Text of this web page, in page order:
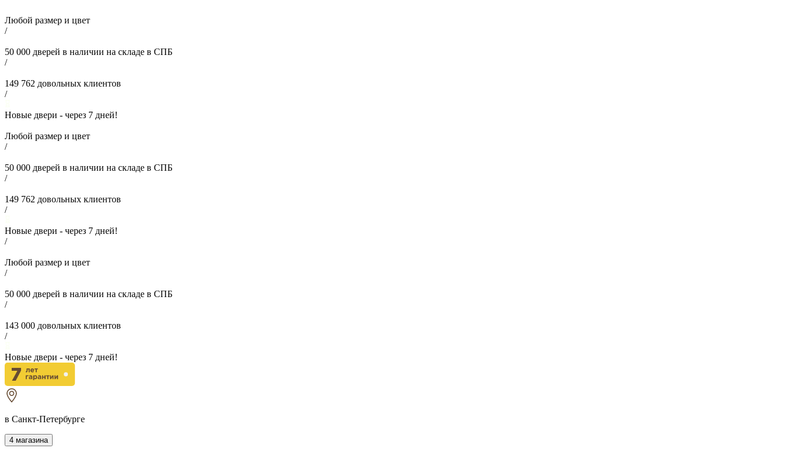
Любой размер и цвет
/
50 000 дверей в наличии на складе в СПБ
/
149 762 довольных клиентов
/
Новые двери - через 7 дней!
Любой размер и цвет
/
50 000 дверей в наличии на складе в СПБ
/
149 762 довольных клиентов
/
Новые двери - через 7 дней!
/
Любой размер и цвет
/
50 000 дверей в наличии на складе в СПБ
/
143 000 довольных клиентов
/
Новые двери - через 7 дней!
в Санкт-Петербурге
4 магазина